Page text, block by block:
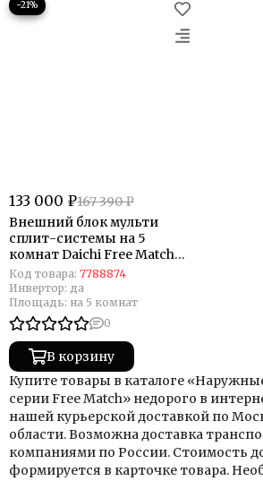
−21%
133 000 ₽167 390 ₽
Внешний блок мульти
сплит-системы на 5
комнат Daichi Free Match
DF125A5MS1R
Код товара: 7788874
Инвертор: да
Площадь: на 5 комнат
0
В корзину
Купите товары в каталоге
серии Free Match» недорого в
нашей курьерской доставкой по
области. Возможна доставка
компаниями по России. Стоимость
формируется в карточке товара.